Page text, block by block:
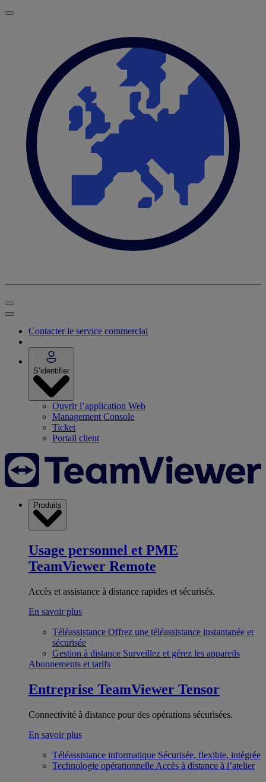
Contacter le service commercial
S’identifier
Ouvrir l’application Web
Management Console
Ticket
Portail client
Produits
Usage personnel et PME
TeamViewer Remote
Accès et assistance à distance rapides et sécurisés.
En savoir plus
Téléassistance Offrez une téléassistance instantanée et
sécurisée
Gestion à distance Surveillez et gérez les appareils
Abonnements et tarifs
Entreprise TeamViewer Tensor
Connectivité à distance pour des opérations sécurisées.
En savoir plus
Téléassistance informatique Sécurisée, flexible, intégrée
Technologie opérationnelle Accès à distance à l’atelier